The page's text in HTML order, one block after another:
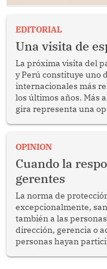
EDITORIAL
Una visita de
La próxima visita del
y Perú constituye uno
internacionales más
los últimos años. Más
gira representa una
enfrenta desafíos en
OPINION
Cuando la
gerentes
La norma de
excepcionalmente,
también a las
dirección, gerencia o
personas hayan